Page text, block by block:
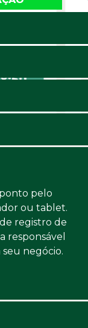
pelo
ou tablet.
registro de
responsável
negócio.